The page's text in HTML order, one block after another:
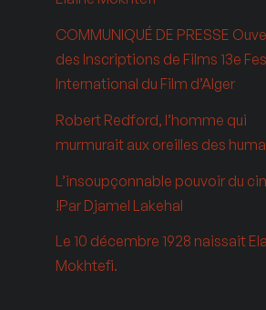
COMMUNIQUÉ DE PRESSE
des Inscriptions de Films 13e
International du Film d’Alger
Robert Redford, l’homme qui
murmurait aux oreilles des
L’insoupçonnable pouvoir du
!Par Djamel Lakehal
Le 10 décembre 1928 naissait
Mokhtefi.